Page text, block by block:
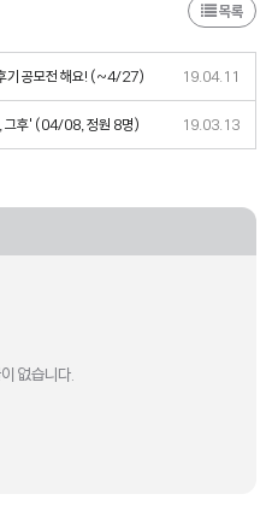
목록
기 공모전 해요! (~4/27) 19.04.11
그후' (04/08, 정원 8명) 19.03.13
없습니다.